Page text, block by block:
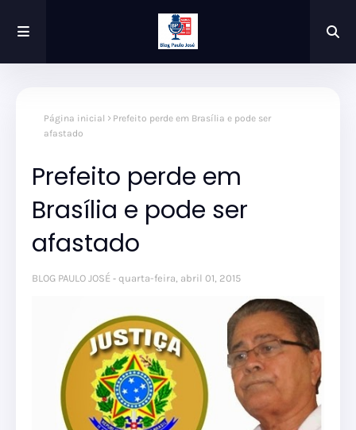
Página inicial
Prefeito perde em Brasília e pode ser
afastado
Prefeito perde em
Brasília e pode ser
afastado
BLOG PAULO JOSÉ quarta-feira, abril 01, 2015